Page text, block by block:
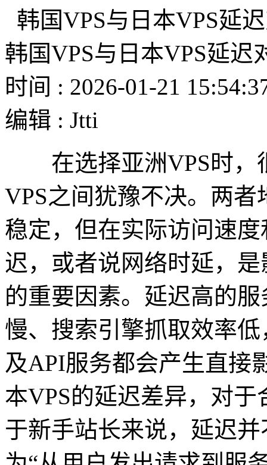
韩国VPS与日本VPS延
韩国VPS与日本VPS延迟
时间 : 2026-01-21
编辑 : Jtti
在选择亚洲VPS时，
VPS之间犹豫不决。两
稳定，但在实际访问速
迟，或者说网络时延，
的重要因素。延迟高的
慢、搜索引擎抓取效率
及API服务都会产生直接
本VPS的延迟差异，对
于新手站长来说，延迟